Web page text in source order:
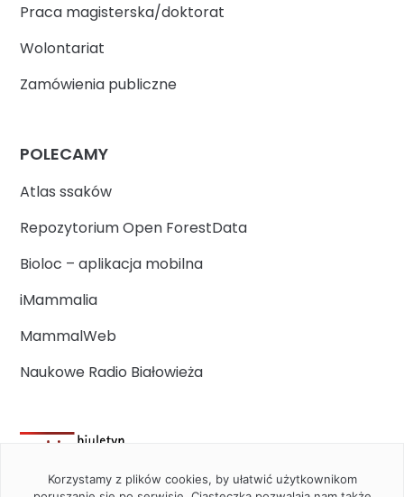
Praca magisterska/doktorat
Wolontariat
Zamówienia publiczne
POLECAMY
Atlas ssaków
Repozytorium Open ForestData
Bioloc – aplikacja mobilna
iMammalia
MammalWeb
Naukowe Radio Białowieża
Korzystamy z plików cookies, by ułatwić użytkownikom